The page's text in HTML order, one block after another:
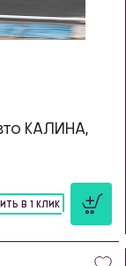
КАЛИНА,
В 1 КЛИК